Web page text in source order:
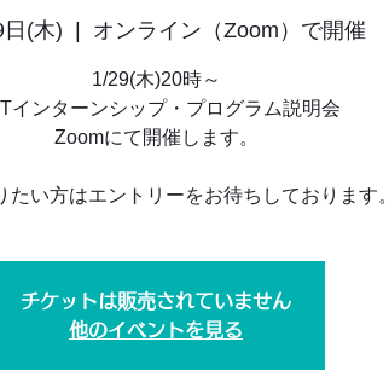
(木) オンライン（Zoom）で開催
1/29(木)20時～
インターンシップ・プログラム説明会
Zoomにて開催します。
たい方はエントリーをお待ちしております。
チケットは販売されていません
他のイベントを見る